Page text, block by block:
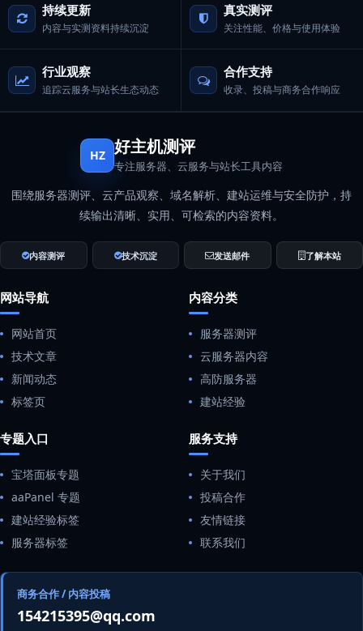
持续更新
内容与实测资料持续沉淀
真实测评
关注性能、价格与使用体验
行业观察
追踪云服务与站长生态动态
合作支持
收录、投稿与商务合作响应
HZ 好主机测评
专注服务器、云服务与站长工具内容
围绕服务器测评、云产品观察、域名解析、建站运维与安全防护，持
续输出清晰、实用、可检索的内容资料。
内容测评 技术沉淀 发送邮件 了解本站
网站导航
网站首页
技术文章
新闻动态
标签页
内容分类
服务器测评
云服务器内容
高防服务器
建站经验
专题入口
宝塔面板专题
aaPanel 专题
建站经验标签
服务器标签
服务支持
关于我们
投稿合作
友情链接
联系我们
商务合作 / 内容投稿
154215395@qq.com